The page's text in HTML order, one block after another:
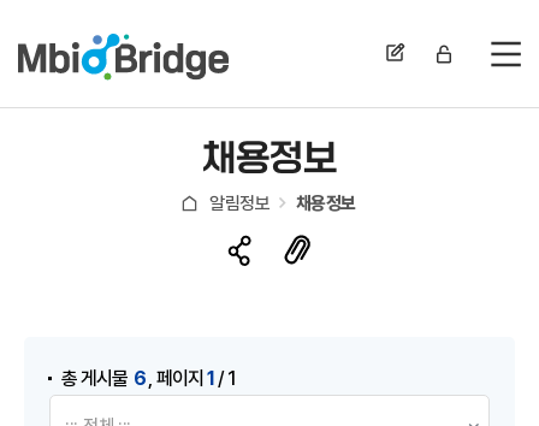
전
채용정보
알림정보 채용정보
총 게시물 6 ,페이지1/ 1